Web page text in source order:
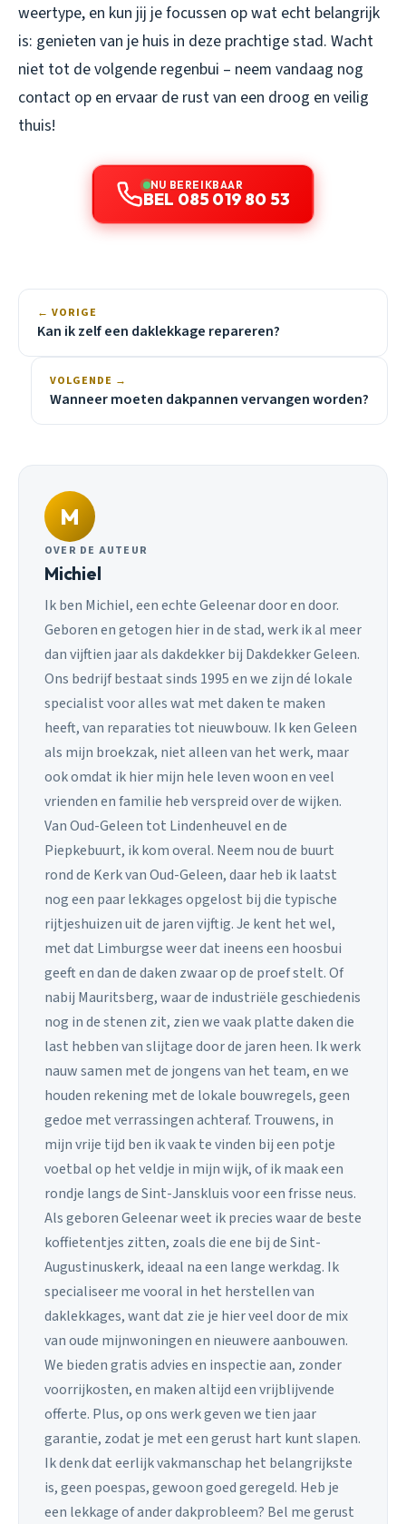
weertype, en kun jij je focussen op wat echt belangrijk
is: genieten van je huis in deze prachtige stad. Wacht
niet tot de volgende regenbui – neem vandaag nog
contact op en ervaar de rust van een droog en veilig
thuis!
NU BEREIKBAAR
BEL 085 019 80 53
← VORIGE
Kan ik zelf een daklekkage repareren?
VOLGENDE →
Wanneer moeten dakpannen vervangen worden?
M
OVER DE AUTEUR
Michiel
Ik ben Michiel, een echte Geleenar door en door.
Geboren en getogen hier in de stad, werk ik al meer
dan vijftien jaar als dakdekker bij Dakdekker Geleen.
Ons bedrijf bestaat sinds 1995 en we zijn dé lokale
specialist voor alles wat met daken te maken
heeft, van reparaties tot nieuwbouw. Ik ken Geleen
als mijn broekzak, niet alleen van het werk, maar
ook omdat ik hier mijn hele leven woon en veel
vrienden en familie heb verspreid over de wijken.
Van Oud-Geleen tot Lindenheuvel en de
Piepkebuurt, ik kom overal. Neem nou de buurt
rond de Kerk van Oud-Geleen, daar heb ik laatst
nog een paar lekkages opgelost bij die typische
rijtjeshuizen uit de jaren vijftig. Je kent het wel,
met dat Limburgse weer dat ineens een hoosbui
geeft en dan de daken zwaar op de proef stelt. Of
nabij Mauritsberg, waar de industriële geschiedenis
nog in de stenen zit, zien we vaak platte daken die
last hebben van slijtage door de jaren heen. Ik werk
nauw samen met de jongens van het team, en we
houden rekening met de lokale bouwregels, geen
gedoe met verrassingen achteraf. Trouwens, in
mijn vrije tijd ben ik vaak te vinden bij een potje
voetbal op het veldje in mijn wijk, of ik maak een
rondje langs de Sint-Janskluis voor een frisse neus.
Als geboren Geleenar weet ik precies waar de beste
koffietentjes zitten, zoals die ene bij de Sint-
Augustinuskerk, ideaal na een lange werkdag. Ik
specialiseer me vooral in het herstellen van
daklekkages, want dat zie je hier veel door de mix
van oude mijnwoningen en nieuwere aanbouwen.
We bieden gratis advies en inspectie aan, zonder
voorrijkosten, en maken altijd een vrijblijvende
offerte. Plus, op ons werk geven we tien jaar
garantie, zodat je met een gerust hart kunt slapen.
Ik denk dat eerlijk vakmanschap het belangrijkste
is, geen poespas, gewoon goed geregeld. Heb je
een lekkage of ander dakprobleem? Bel me gerust